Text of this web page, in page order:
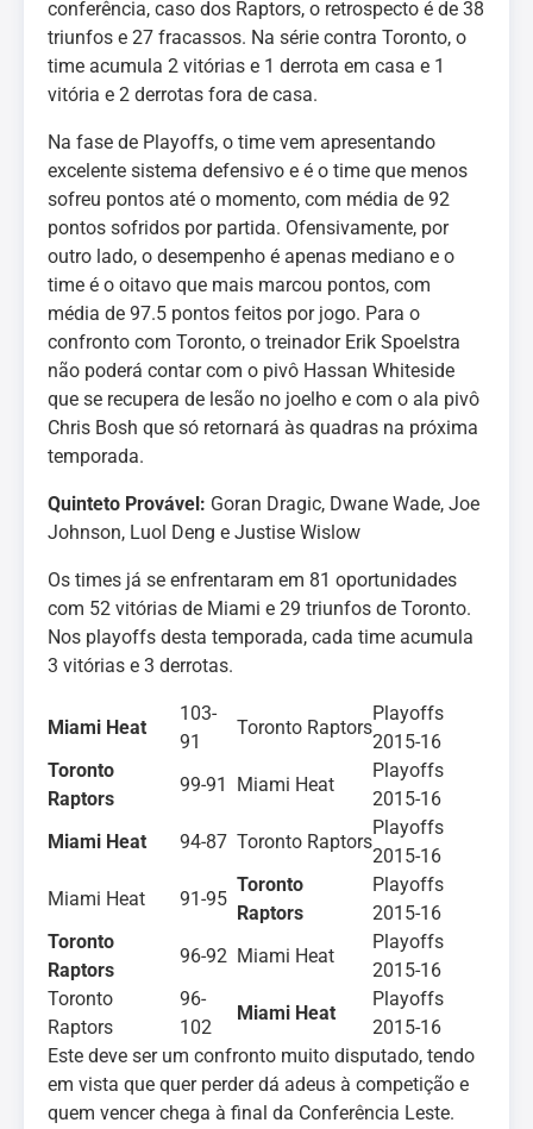
conferência, caso dos Raptors, o retrospecto é de 38
triunfos e 27 fracassos. Na série contra Toronto, o
time acumula 2 vitórias e 1 derrota em casa e 1
vitória e 2 derrotas fora de casa.
Na fase de Playoffs, o time vem apresentando
excelente sistema defensivo e é o time que menos
sofreu pontos até o momento, com média de 92
pontos sofridos por partida. Ofensivamente, por
outro lado, o desempenho é apenas mediano e o
time é o oitavo que mais marcou pontos, com
média de 97.5 pontos feitos por jogo. Para o
confronto com Toronto, o treinador Erik Spoelstra
não poderá contar com o pivô Hassan Whiteside
que se recupera de lesão no joelho e com o ala pivô
Chris Bosh que só retornará às quadras na próxima
temporada.
Quinteto Provável: Goran Dragic, Dwane Wade, Joe
Johnson, Luol Deng e Justise Wislow
Os times já se enfrentaram em 81 oportunidades
com 52 vitórias de Miami e 29 triunfos de Toronto.
Nos playoffs desta temporada, cada time acumula
3 vitórias e 3 derrotas.
Miami Heat
103-
91
Toronto Raptors
Playoffs
2015-16
Toronto
Raptors
99-91 Miami Heat
Playoffs
2015-16
Miami Heat
94-87 Toronto Raptors
Playoffs
2015-16
Miami Heat
91-95
Toronto
Raptors
Playoffs
2015-16
Toronto
Raptors
96-92 Miami Heat
Playoffs
2015-16
Toronto
Raptors
96-
102
Miami Heat
Playoffs
2015-16
Este deve ser um confronto muito disputado, tendo
em vista que quer perder dá adeus à competição e
quem vencer chega à final da Conferência Leste.